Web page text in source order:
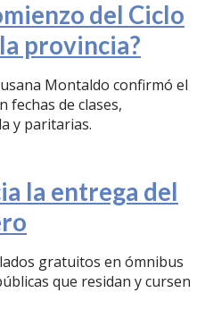
del Ciclo
provincia?
Montaldo confirmó el
fechas de clases,
y paritarias.
la entrega del
gratuitos en ómnibus
que residan y cursen